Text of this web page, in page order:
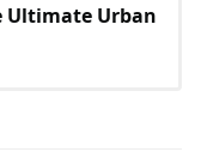
Ultimate Urban